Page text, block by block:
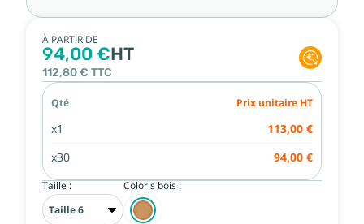
À PARTIR DE
94,00 €HT
112,80 € TTC
Qté Prix unitaire HT
x1 113,00 €
x30 94,00 €
Taille : Coloris bois :